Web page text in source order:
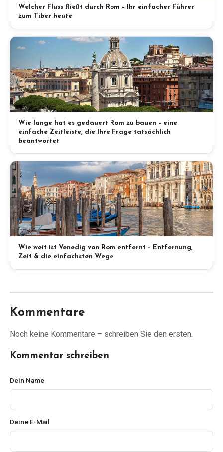
Welcher Fluss fließt durch Rom – Ihr einfacher Führer
zum Tiber heute
Wie lange hat es gedauert Rom zu bauen – eine
einfache Zeitleiste, die Ihre Frage tatsächlich
beantwortet
Wie weit ist Venedig von Rom entfernt – Entfernung,
Zeit & die einfachsten Wege
Kommentare
Noch keine Kommentare – schreiben Sie den ersten.
Kommentar schreiben
Dein Name
Deine E-Mail